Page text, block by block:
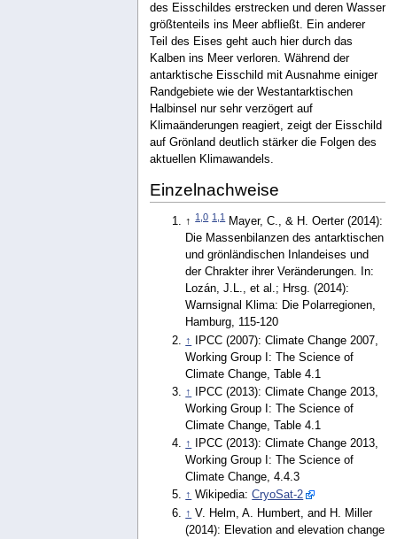
des Eisschildes erstrecken und deren Wasser
größtenteils ins Meer abfließt. Ein anderer
Teil des Eises geht auch hier durch das
Kalben ins Meer verloren. Während der
antarktische Eisschild mit Ausnahme einiger
Randgebiete wie der Westantarktischen
Halbinsel nur sehr verzögert auf
Klimaänderungen reagiert, zeigt der Eisschild
auf Grönland deutlich stärker die Folgen des
aktuellen Klimawandels.
Einzelnachweise
↑1,0 1,1
Mayer, C., & H. Oerter (2014):
Die Massenbilanzen des antarktischen
und grönländischen Inlandeises und
der Chrakter ihrer Veränderungen. In:
Lozán, J.L., et al.; Hrsg. (2014):
Warnsignal Klima: Die Polarregionen,
Hamburg, 115-120
↑
IPCC (2007): Climate Change 2007,
Working Group I: The Science of
Climate Change, Table 4.1
↑
IPCC (2013): Climate Change 2013,
Working Group I: The Science of
Climate Change, Table 4.1
↑
IPCC (2013): Climate Change 2013,
Working Group I: The Science of
Climate Change, 4.4.3
↑ Wikipedia:CryoSat-2
↑ V. Helm, A. Humbert, and H. Miller
(2014): Elevation and elevation change